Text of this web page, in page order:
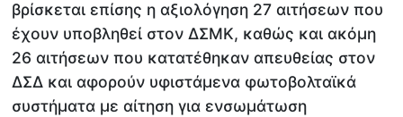
βρίσκεται επίσης η αξιολόγηση 27 αιτήσεων που
έχουν υποβληθεί στον ΔΣΜΚ, καθώς και ακόμη
26 αιτήσεων που κατατέθηκαν απευθείας στον
ΔΣΔ και αφορούν υφιστάμενα φωτοβολταϊκά
συστήματα με αίτηση για ενσωμάτωση